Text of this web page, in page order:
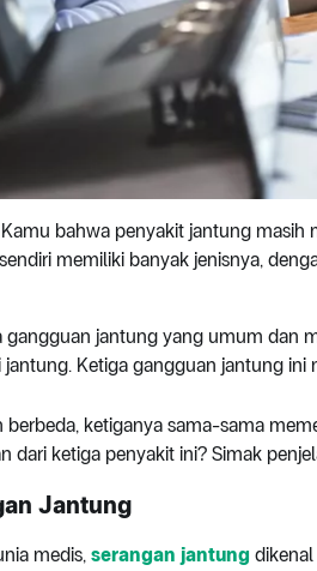
bahwa penyakit jantung
sendiri memiliki banyak jenisnya,
gangguan jantung yang umum dan
jantung. Ketiga gangguan jantung ini
berbeda, ketiganya sama-sama
dari ketiga penyakit ini? Simak
Jantung
medis, serangan jantung